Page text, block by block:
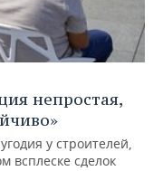
непростая,
у строителей,
всплеске сделок